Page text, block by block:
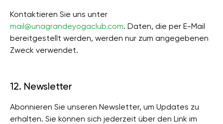
Kontaktieren Sie uns unter
mail@unagrandeyogaclub.com. Daten, die per E-Mail
bereitgestellt werden, werden nur zum angegebenen
Zweck verwendet.
12. Newsletter
Abonnieren Sie unseren Newsletter, um Updates zu
erhalten. Sie können sich jederzeit über den Link im